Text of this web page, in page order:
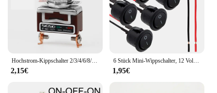
Hochstrom-Kippschalter 2/3/4/6/8/9/12 Pin Selbst rückstellung/selbstsicher nder Silber kontakt Kupfers tift 32a 250vac
2,15€
6 Stück Mini-Wippschalter, 12 Volt, EIN-Aus-Kippschalter mit vorverkabeltem 6 A/250 V, 10 A/125 V AC, 12 V DC, elektrische Schalter für Heimwerker
1,95€